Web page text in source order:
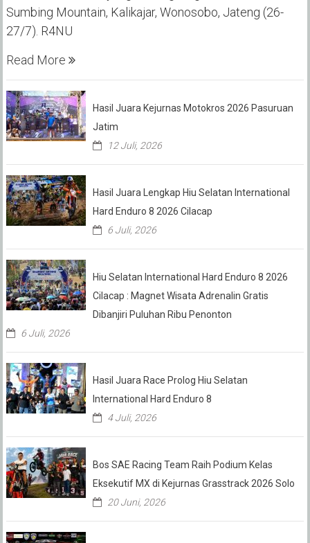
Sumbing Mountain, Kalikajar, Wonosobo, Jateng (26-
27/7). R4NU
Read More
Hasil Juara Kejurnas Motokros 2026 Pasuruan
Jatim
12 Juli, 2026
Hasil Juara Lengkap Hiu Selatan International
Hard Enduro 8 2026 Cilacap
6 Juli, 2026
Hiu Selatan International Hard Enduro 8 2026
Cilacap : Magnet Wisata Adrenalin Gratis
Dibanjiri Puluhan Ribu Penonton
6 Juli, 2026
Hasil Juara Race Prolog Hiu Selatan
International Hard Enduro 8
4 Juli, 2026
Bos SAE Racing Team Raih Podium Kelas
Eksekutif MX di Kejurnas Grasstrack 2026 Solo
20 Juni, 2026